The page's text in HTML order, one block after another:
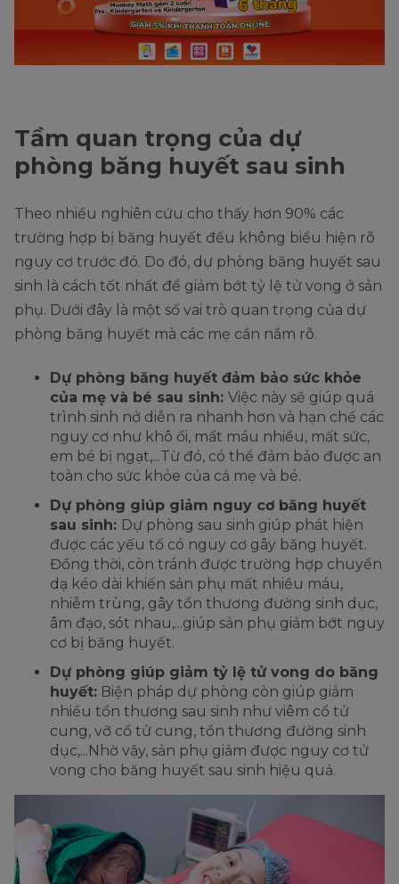
Tầm quan trọng của dự
phòng băng huyết sau sinh
Theo nhiều nghiên cứu cho thấy hơn 90% các
trường hợp bị băng huyết đều không biểu hiện rõ
nguy cơ trước đó. Do đó, dự phòng băng huyết sau
sinh là cách tốt nhất để giảm bớt tỷ lệ tử vong ở sản
phụ. Dưới đây là một số vai trò quan trọng của dự
phòng băng huyết mà các mẹ cần nắm rõ.
Dự phòng băng huyết đảm bảo sức khỏe
của mẹ và bé sau sinh: Việc này sẽ giúp quá
trình sinh nở diễn ra nhanh hơn và hạn chế các
nguy cơ như khô ối, mất máu nhiều, mất sức,
em bé bị ngạt,...Từ đó, có thể đảm bảo được an
toàn cho sức khỏe của cả mẹ và bé.
Dự phòng giúp giảm nguy cơ băng huyết
sau sinh: Dự phòng sau sinh giúp phát hiện
được các yếu tố có nguy cơ gây băng huyết.
Đồng thời, còn tránh được trường hợp chuyển
dạ kéo dài khiến sản phụ mất nhiều máu,
nhiễm trùng, gây tổn thương đường sinh dục,
âm đạo, sót nhau,...giúp sản phụ giảm bớt nguy
cơ bị băng huyết.
Dự phòng giúp giảm tỷ lệ tử vong do băng
huyết: Biện pháp dự phòng còn giúp giảm
nhiều tổn thương sau sinh như viêm cổ tử
cung, vỡ cổ tử cung, tổn thương đường sinh
dục,...Nhờ vậy, sản phụ giảm được nguy cơ tử
vong cho băng huyết sau sinh hiệu quả.